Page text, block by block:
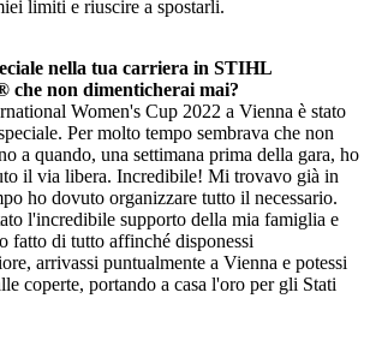
limiti e riuscire a spostarli.
nella tua carriera in STIHL
non dimenticherai mai?
Women's Cup 2022 a Vienna è stato
Per molto tempo sembrava che non
a quando, una settimana prima della gara, ho
il via libera. Incredibile! Mi trovavo già in
ho dovuto organizzare tutto il necessario.
l'incredibile supporto della mia famiglia e
fatto di tutto affinché disponessi
arrivassi puntualmente a Vienna e potessi
coperte, portando a casa l'oro per gli Stati